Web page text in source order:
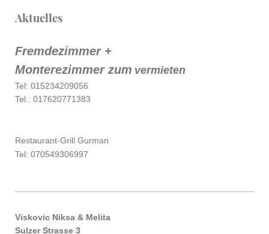
Aktuelles
Fremdezimmer +
Monterezimmer zum vermieten
Tel: 015234209056
Tel.: 017620771383
Restaurant-Grill Gurman
Tel: 070549306997
Viskovic Niksa & Melita
Sulzer Strasse 3